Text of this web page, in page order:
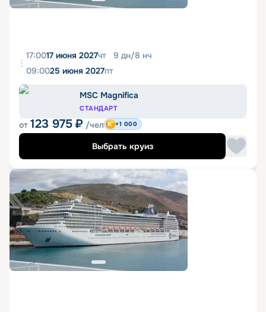
17:0017 июня 2027чт 9 дн/8 нч
09:0025 июня 2027пт
MSC Magnifica
СТАНДАРТ
от 123 975 ₽ /чел +1 000
Выбрать круиз